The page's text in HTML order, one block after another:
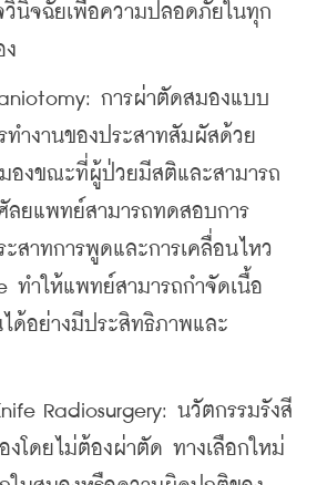
วินิจฉัยเพื่อความปลอดภัยในทุก
ง
การผ่าตัดสมองแบบ
ำงานของประสาทสัมผัสด้วย
องขณะที่ผู้ป่วยมีสติและสามารถ
ลยแพทย์สามารถทดสอบการ
สาทการพูดและการเคลื่อนไหว
ทำให้แพทย์สามารถกำจัดเนื้อ
ด้อย่างมีประสิทธิภาพและ
Radiosurgery: นวัตกรรมรังสี
งโดยไม่ต้องผ่าตัด ทางเลือกใหม่